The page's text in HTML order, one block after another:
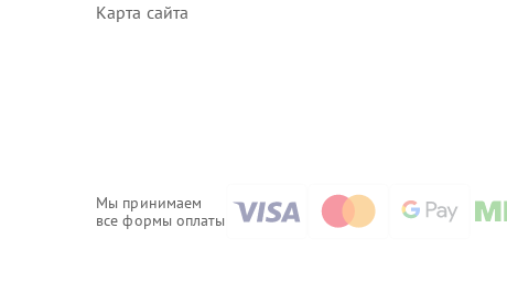
Карта сайта
Мы принимаем
все формы оплаты